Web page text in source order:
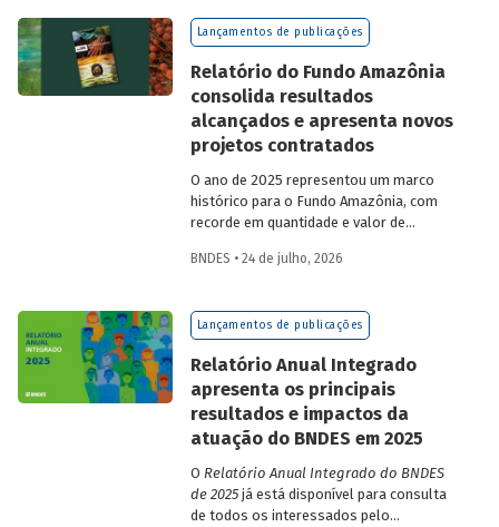
Lançamentos de publicações
Relatório do Fundo Amazônia
consolida resultados
alcançados e apresenta novos
projetos contratados
O ano de 2025 representou um marco
histórico para o Fundo Amazônia, com
recorde em quantidade e valor de
desembolsos: foram 22 operações
bilhões, além de R$ 387 milhões
desembolsados. Ainda no período, foram
BNDES • 24 de julho, 2026
Lançamentos de publicações
Relatório Anual Integrado
apresenta os principais
resultados e impactos da
atuação do BNDES em 2025
O Relatório Anual Integrado do BNDES
de 2025já está disponível para consulta
de todos os interessados pelo